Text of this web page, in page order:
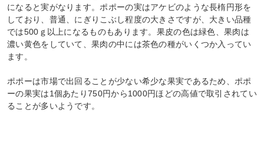
になると実がなります。ポポーの実はアケビのような長楕円形を
しており、普通、にぎりこぶし程度の大きさですが、大きい品種
では500ｇ以上になるものもあります。果皮の色は緑色、果肉は
濃い黄色をしていて、果肉の中には茶色の種がいくつか入ってい
ます。
ポポーは市場で出回ることが少ない希少な果実であるため、ポポ
ーの果実は1個あたり750円から1000円ほどの高値で取引されてい
ることが多いようです。